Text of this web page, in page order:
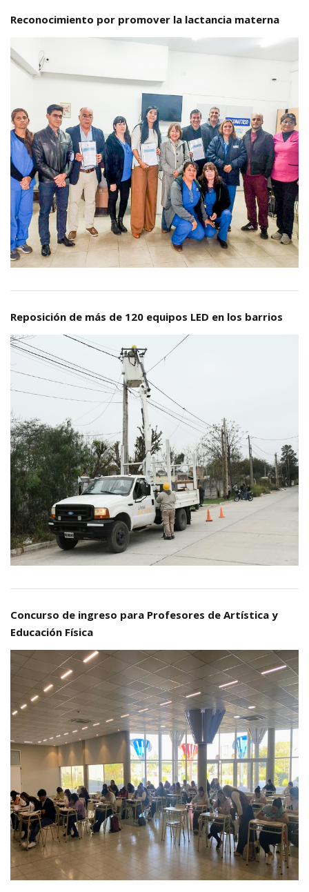
Reconocimiento por promover la lactancia materna
Reposición de más de 120 equipos LED en los barrios
Concurso de ingreso para Profesores de Artística y
Educación Física